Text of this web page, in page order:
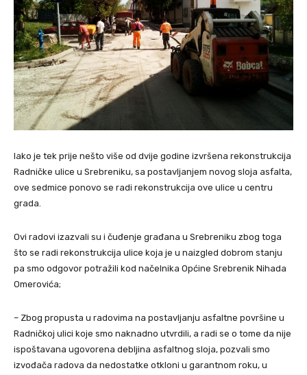
Iako je tek prije nešto više od dvije godine izvršena rekonstrukcija
Radničke ulice u Srebreniku, sa postavljanjem novog sloja asfalta,
ove sedmice ponovo se radi rekonstrukcija ove ulice u centru
grada.
Ovi radovi izazvali su i čuđenje građana u Srebreniku zbog toga
što se radi rekonstrukcija ulice koja je u naizgled dobrom stanju
pa smo odgovor potražili kod načelnika Općine Srebrenik Nihada
Omerovića;
– Zbog propusta u radovima na postavljanju asfaltne površine u
Radničkoj ulici koje smo naknadno utvrdili, a radi se o tome da nije
ispoštavana ugovorena debljina asfaltnog sloja, pozvali smo
izvođača radova da nedostatke otkloni u garantnom roku, u